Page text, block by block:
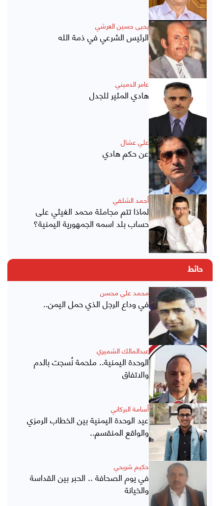
يحيى حسين العرشي
الرئيس الشرعي في ذمة الله
عامر الدميني
هادي المثير للجدل
علي عشال
عن حكم هادي
أحمد الشلفي
لماذا تتم مجاملة محمد الغيثي على
حساب بلد اسمه الجمهورية اليمنية؟
حائط
محمد علي محسن
في وداع الرجل الذي حمل اليمن..
عبدالمالك الشميري
الوحدة اليمنية.. ملحمة نُسجت بالدم
والاتفاق
أسامة البركاني
عيد الوحدة اليمنية بين الخطاب الرمزي
والواقع المنقسم..
حكيم شريحي
في يوم الصحافة .. الحبر بين القداسة
والخيانة